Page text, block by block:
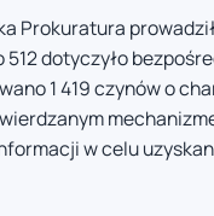
Prokuratura
512 dotyczyło
1 419 czynów o
w celu